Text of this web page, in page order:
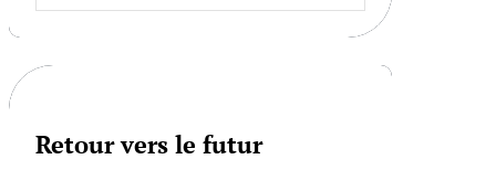
Retour vers le futur